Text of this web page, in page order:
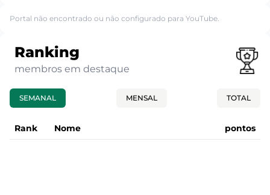
Portal não encontrado ou não configurado para YouTube.
Ranking
membros em destaque
SEMANAL MENSAL TOTAL
Rank Nome pontos